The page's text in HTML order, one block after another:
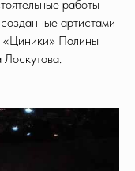
работы
артистами
«Циники» Полины
Лоскутова.